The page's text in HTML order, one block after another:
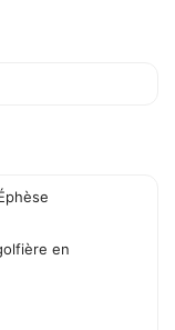
en